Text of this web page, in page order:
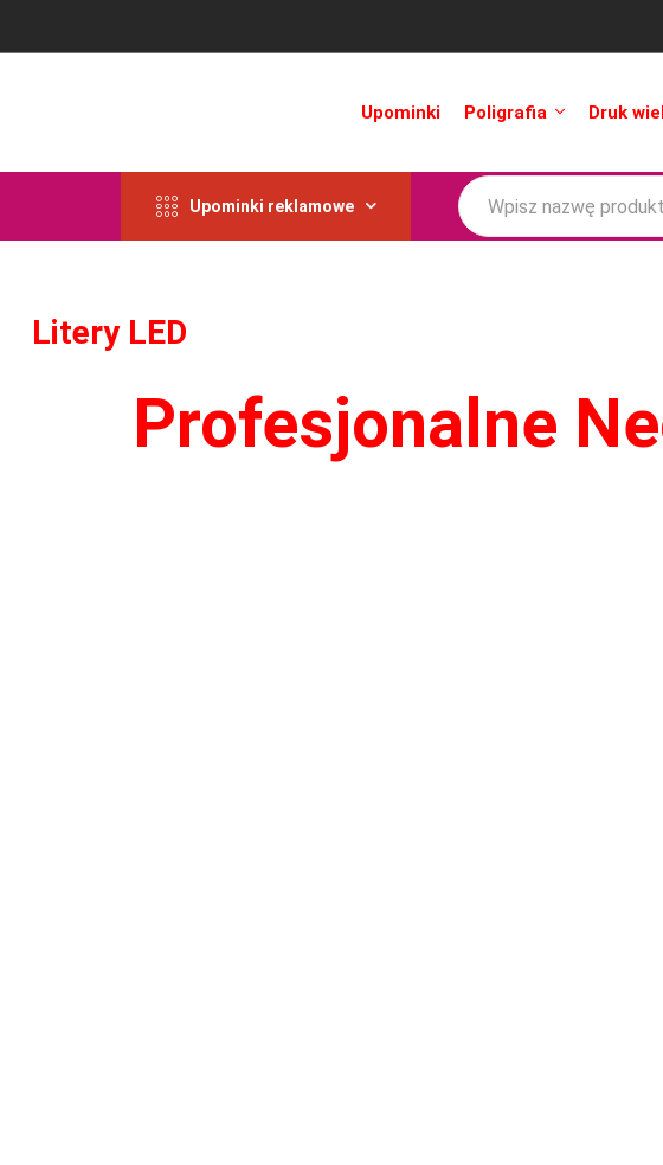
Upominki Poligrafia Druk
Upominki reklamowe
Litery LED
Profesjonalne